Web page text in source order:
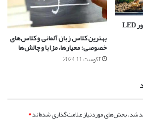
مزایا و امکانات استفاده از نور LED
بهترین کلاس زبان آلمانی و کلاس‌های
خصوصی: معیارها، مزایا و چالش‌ها
آگوست 11, 2024
شد.بخش‌های موردنیاز علامت‌گذاری شده‌اند*